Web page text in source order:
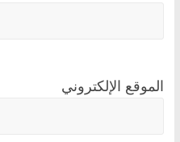
الموقع الإلكتروني